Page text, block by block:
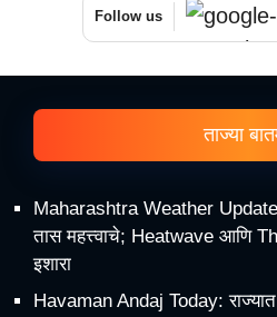
Follow us
ताज्या
Maharashtra Weather Update :
तास महत्त्वाचे; Heatwave आणि
इशारा
Havaman Andaj Today: